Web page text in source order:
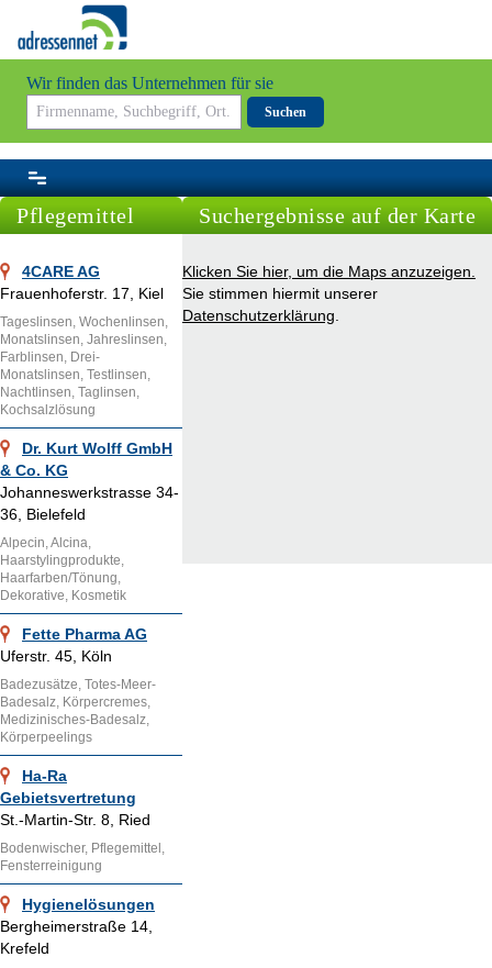
Wir finden das Unternehmen für sie
Suchen
Pflegemittel
4CARE AG
Frauenhoferstr. 17, Kiel
Tageslinsen, Wochenlinsen,
Monatslinsen, Jahreslinsen,
Farblinsen, Drei-
Monatslinsen, Testlinsen,
Nachtlinsen, Taglinsen,
Kochsalzlösung
Dr. Kurt Wolff GmbH
& Co. KG
Johanneswerkstrasse 34-
36, Bielefeld
Alpecin, Alcina,
Haarstylingprodukte,
Haarfarben/Tönung,
Dekorative, Kosmetik
Fette Pharma AG
Uferstr. 45, Köln
Badezusätze, Totes-Meer-
Badesalz, Körpercremes,
Medizinisches-Badesalz,
Körperpeelings
Ha-Ra
Gebietsvertretung
St.-Martin-Str. 8, Ried
Bodenwischer, Pflegemittel,
Fensterreinigung
Hygienelösungen
Bergheimerstraße 14,
Krefeld
Suchergebnisse auf der Karte
Klicken Sie hier, um die Maps anzuzeigen.
Sie stimmen hiermit unserer
Datenschutzerklärung